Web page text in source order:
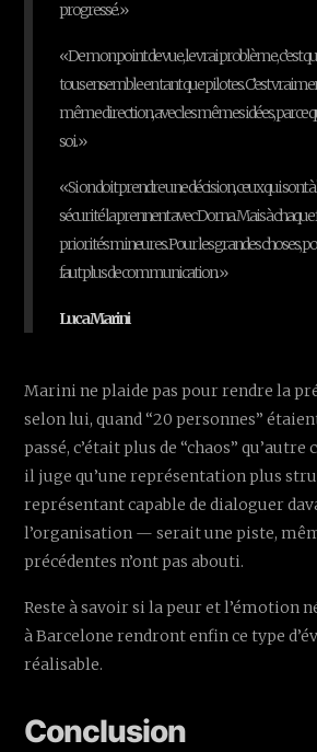
progressé. »
« De mon point de vue, le vrai problème, c’est
tous ensemble en tant que pilotes. C’est
même direction, avec les mêmes idées, parce
soi. »
« Si on doit prendre une décision, ceux qui sont
sécurité la prennent avec Dorna. Mais à chaque
priorités mineures. Pour les grandes choses,
faut plus de communication. »
Luca Marini
Marini ne plaide pas pour rendre la
selon lui, quand “20 personnes”
passé, c’était plus de “chaos” qu’autre
il juge qu’une représentation plus
représentant capable de dialoguer
l’organisation — serait une piste,
précédentes n’ont pas abouti.
Reste à savoir si la peur et l’émotion
à Barcelone rendront enfin ce type
réalisable.
Conclusion